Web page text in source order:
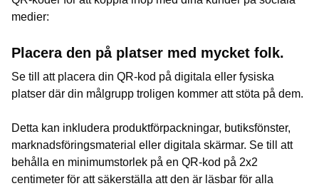
medier:
Placera den på platser med mycket folk.
Se till att placera din QR-kod på digitala eller fysiska
platser där din målgrupp troligen kommer att stöta på dem.
Detta kan inkludera produktförpackningar, butiksfönster,
marknadsföringsmaterial eller digitala skärmar. Se till att
behålla en minimumstorlek på en QR-kod på 2x2
centimeter för att säkerställa att den är läsbar för alla